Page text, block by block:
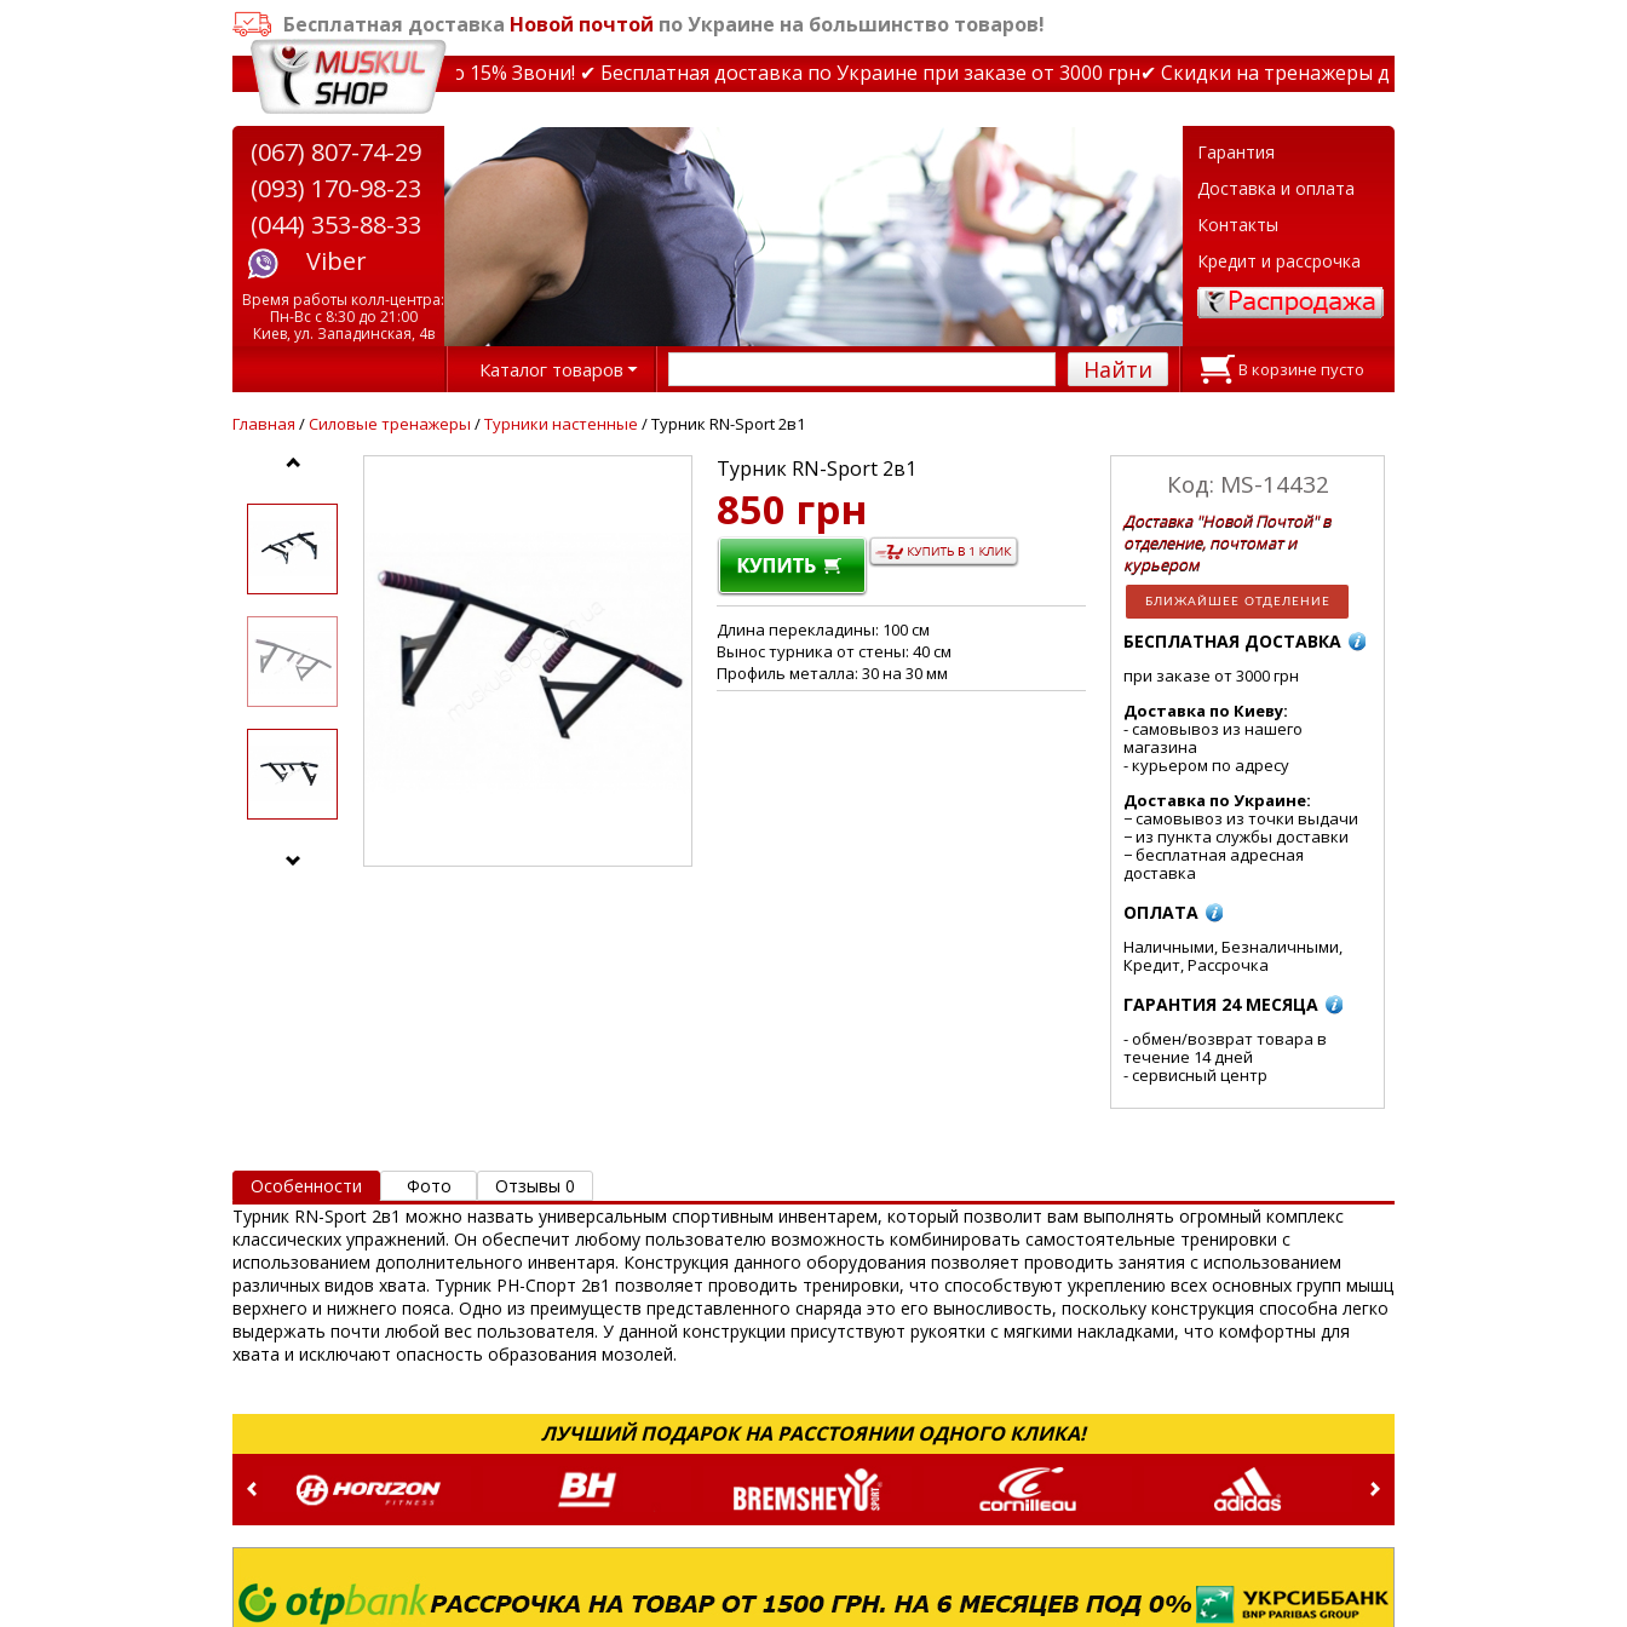
Бесплатная доставка Новой почтой по Украине на большинство товаров!
✔ Скидки на тренажеры до 15% Звони! ✔ Бесплатная доставка по Украине при заказе от 3000 грн✔ Скидки на тренажеры до 15% Звони! ✔ Бесплатная
Гарантия
Доставка и оплата
Контакты
Кредит и рассрочка
(067) 807-74-29
(093) 170-98-23
(044) 353-88-33
Viber
Время работы колл-центра:
Пн-Вс с 8:30 до 21:00
Киев, ул. Западинская, 4в
Каталог товаров Найти В корзине пусто
Главная /Силовые тренажеры /Турники настенные / Турник RN-Sport 2в1
Турник RN-Sport 2в1
850 грн
Длина перекладины: 100 см
Вынос турника от стены: 40 см
Профиль металла: 30 на 30 мм
Код: MS-14432
Доставка "Новой Почтой" в
отделение, почтомат и
курьером
БЛИЖАЙШЕЕ ОТДЕЛЕНИЕ
БЕСПЛАТНАЯ ДОСТАВКА
при заказе от 3000 грн
Доставка по Киеву:
- cамовывоз из нашего
магазина
- курьером по адресу
Доставка по Украине:
− самовывоз из точки выдачи
− из пункта службы доставки
− бесплатная адресная
доставка
ОПЛАТА
Наличными, Безналичными,
Кредит, Рассрочка
ГАРАНТИЯ 24 МЕСЯЦА
- обмен/возврат товара в
течение 14 дней
- сервисный центр
Особенности Фото
Отзывы 0
Турник RN-Sport 2в1 можно назвать универсальным спортивным инвентарем, который позволит вам выполнять огромный комплекс
классических упражнений. Он обеспечит любому пользователю возможность комбинировать самостоятельные тренировки с
использованием дополнительного инвентаря. Конструкция данного оборудования позволяет проводить занятия с использованием
различных видов хвата. Турник РН-Спорт 2в1 позволяет проводить тренировки, что способствуют укреплению всех основных групп мышц
верхнего и нижнего пояса. Одно из преимуществ представленного снаряда это его выносливость, поскольку конструкция способна легко
выдержать почти любой вес пользователя. У данной конструкции присутствуют рукоятки с мягкими накладками, что комфортны для
хвата и исключают опасность образования мозолей.
ЛУЧШИЙ ПОДАРОК НА РАССТОЯНИИ ОДНОГО КЛИКА!